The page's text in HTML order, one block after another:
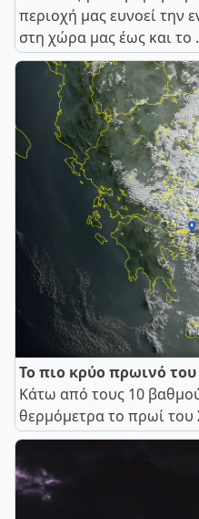
περιοχή μας ευνοεί την
στη χώρα μας έως και το
Το πιο κρύο πρωινό
Κάτω από τους 10
θερμόμετρα το πρωί του